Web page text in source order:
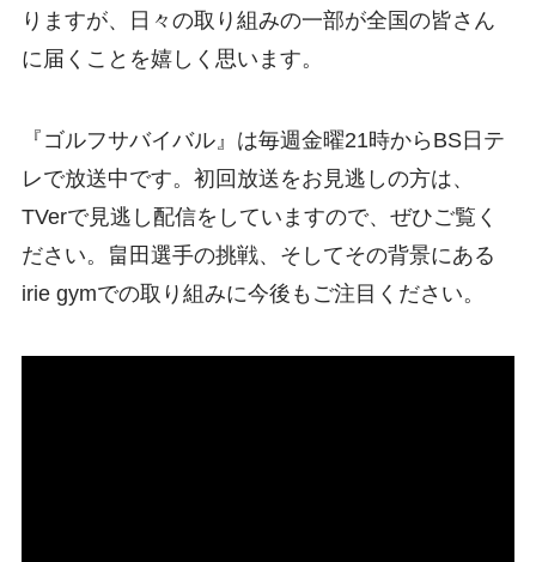
りますが、日々の取り組みの一部が全国の皆さん
に届くことを嬉しく思います。
『ゴルフサバイバル』は毎週金曜21時からBS日テ
レで放送中です。初回放送をお見逃しの方は、
TVerで見逃し配信をしていますので、ぜひご覧く
ださい。畠田選手の挑戦、そしてその背景にある
irie gymでの取り組みに今後もご注目ください。